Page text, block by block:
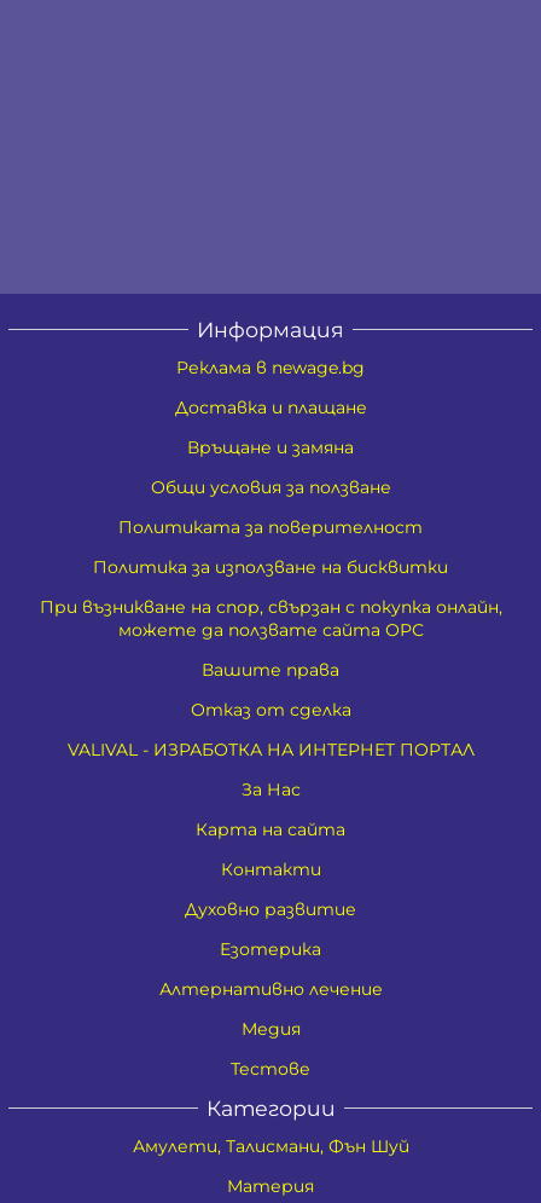
Информация
Реклама в newage.bg
Доставка и плащане
Връщане и замяна
Общи условия за ползване
Политиката за поверителност
Политика за използване на бисквитки
При възникване на спор, свързан с покупка онлайн,
можете да ползвате сайта ОРС
Вашите права
Отказ от сделка
VALIVAL - ИЗРАБОТКА НА ИНТЕРНЕТ ПОРТАЛ
За Нас
Карта на сайта
Контакти
Духовно развитие
Езотерика
Алтернативно лечение
Медия
Тестове
Категории
Амулети, Талисмани, Фън Шуй
Материя